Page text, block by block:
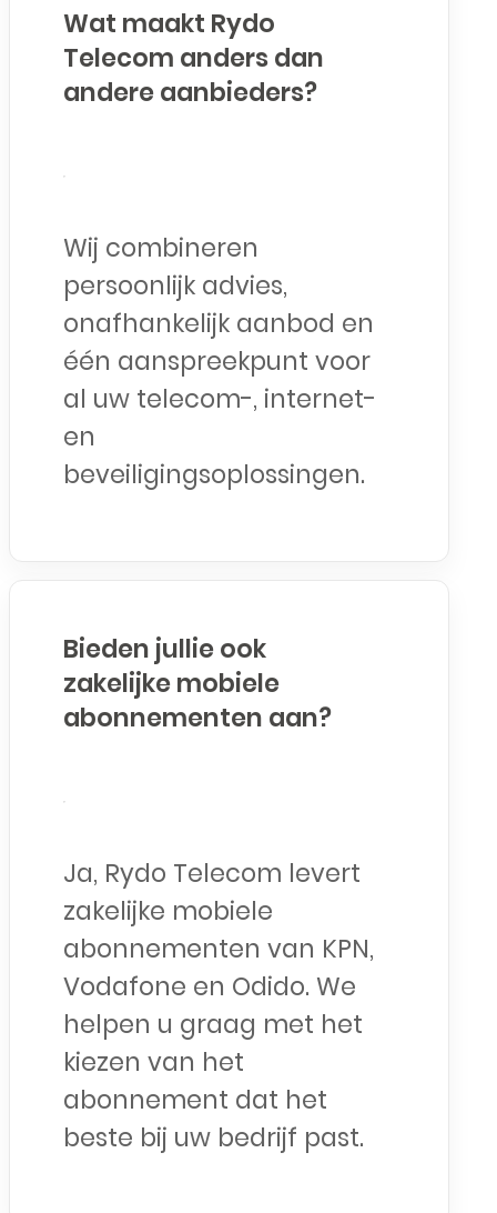
Wat maakt Rydo
Telecom anders dan
andere aanbieders?
Wij combineren
persoonlijk advies,
onafhankelijk aanbod en
één aanspreekpunt voor
al uw telecom-, internet-
en
beveiligingsoplossingen.
Bieden jullie ook
zakelijke mobiele
abonnementen aan?
Ja, Rydo Telecom levert
zakelijke mobiele
abonnementen van KPN,
Vodafone en Odido. We
helpen u graag met het
kiezen van het
abonnement dat het
beste bij uw bedrijf past.